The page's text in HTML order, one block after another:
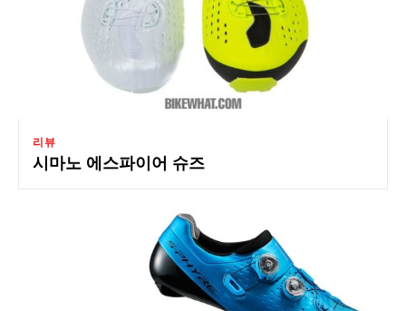
리뷰
시마노 에스파이어 슈즈